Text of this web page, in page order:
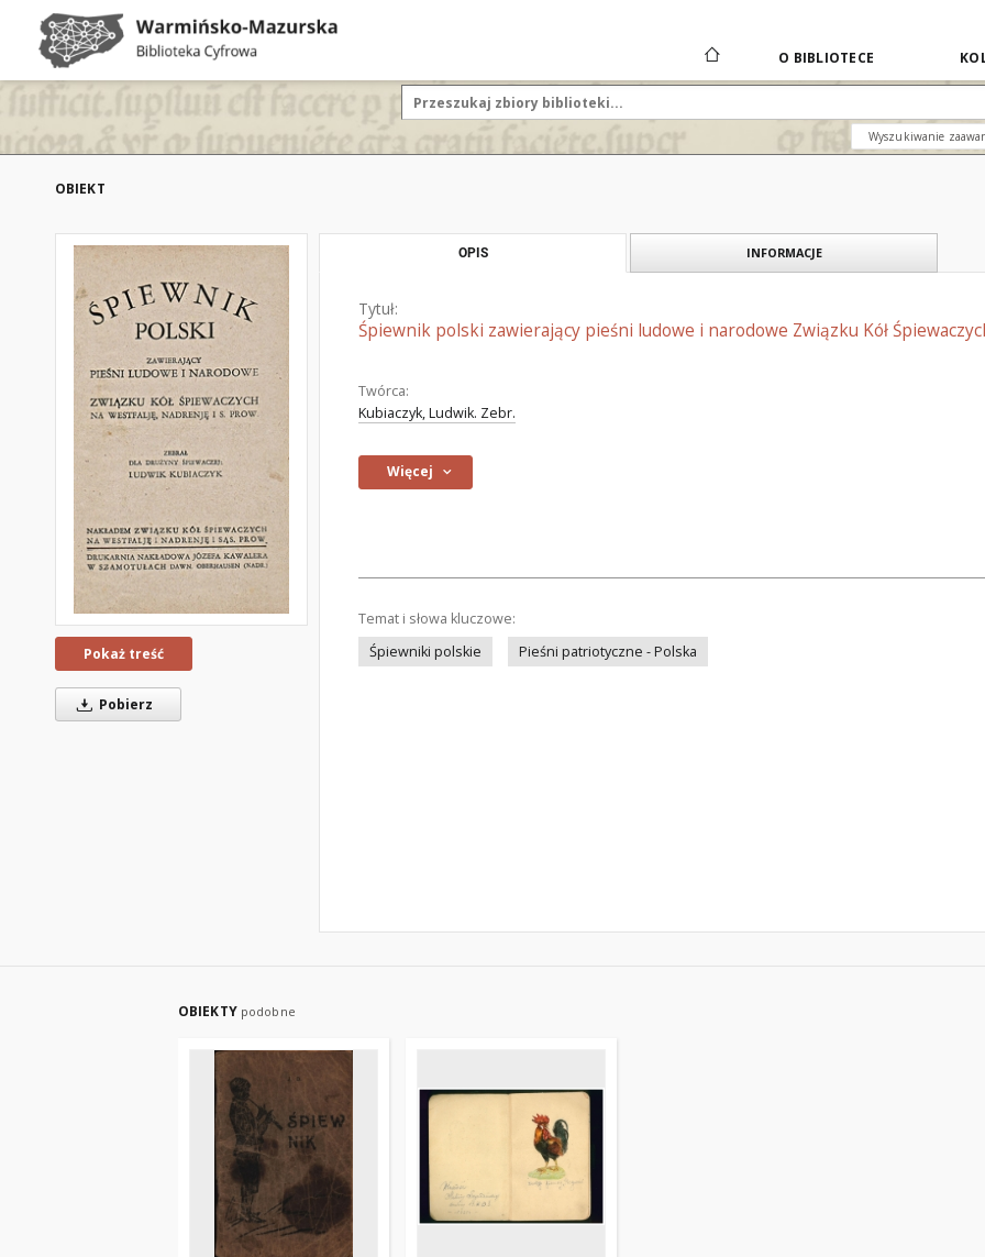
O BIBLIOTECE
Wyszukiwanie
OBIEKT
Pokaż treść
Pobierz
OPIS INFORMACJE
Tytuł:
Śpiewnik polski zawierający pieśni ludowe i narodowe Związku Kół
Twórca:
Kubiaczyk, Ludwik. Zebr.
Więcej
Temat i słowa kluczowe:
Śpiewniki polskie
Pieśni patriotyczne - Polska
OBIEKTY podobne